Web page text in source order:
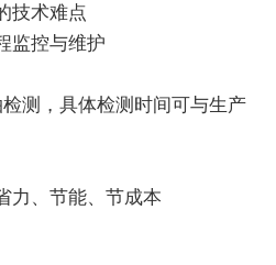
技术难点
监控与维护
测，具体检测时间可与生产
力、节能、节成本